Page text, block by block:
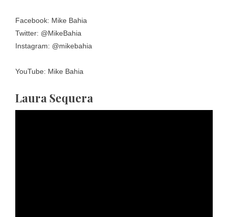
Facebook: Mike Bahia
Twitter: @MikeBahia
Instagram: @mikebahia
YouTube: Mike Bahia
Laura Sequera